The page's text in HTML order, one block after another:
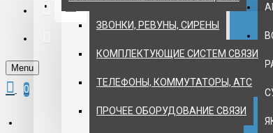
ЗВОНКИ, РЕВУНЫ, СИРЕНЫ
КОМПЛЕКТУЮЩИЕ СИСТЕМ СВЯЗИ
ТЕЛЕФОНЫ, КОММУТАТОРЫ, АТС
ПРОЧЕЕ ОБОРУДОВАНИЕ СВЯЗИ
Menu
0